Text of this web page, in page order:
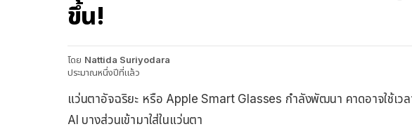
ขึ้น!
โดย Nattida Suriyodara
ประมาณหนึ่งปีที่แล้ว
แว่นตาอัจฉริยะ หรือ Apple Smart Glasses กำลังพัฒนา คาดอาจใช้เว
AI บางส่วนเข้ามาใส่ในแว่นตา